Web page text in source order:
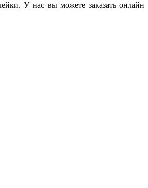
У нас вы можете заказать онлайн